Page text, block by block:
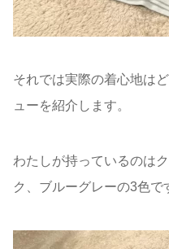
それでは実際の着心地は
ューを紹介します。
わたしが持っているのは
ク、ブルーグレーの3色で